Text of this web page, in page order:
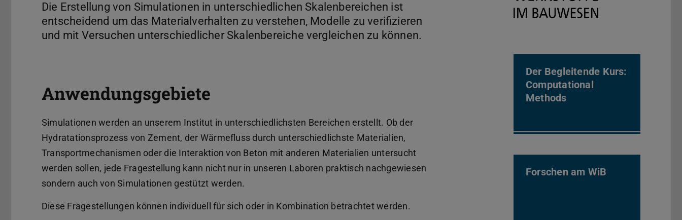
Die Erstellung von Simulationen in unterschiedlichen Skalenbereichen ist
entscheidend um das Materialverhalten zu verstehen, Modelle zu verifizieren
und mit Versuchen unterschiedlicher Skalenbereiche vergleichen zu können.
Anwendungsgebiete
Simulationen werden an unserem Institut in unterschiedlichsten Bereichen erstellt. Ob der
Hydratationsprozess von Zement, der Wärmefluss durch unterschiedlichste Materialien,
Transportmechanismen oder die Interaktion von Beton mit anderen Materialien untersucht
werden sollen, jede Fragestellung kann nicht nur in unseren Laboren praktisch nachgewiesen
sondern auch von Simulationen gestützt werden.
Diese Fragestellungen können individuell für sich oder in Kombination betrachtet werden.
Der Begleitende Kurs:
Computational
Methods
Forschen am WiB